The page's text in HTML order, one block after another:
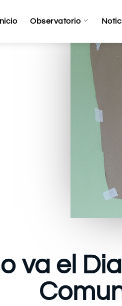
Observatorio
va el